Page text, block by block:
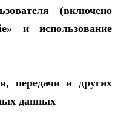
(включено
и использование
передачи и других
данных